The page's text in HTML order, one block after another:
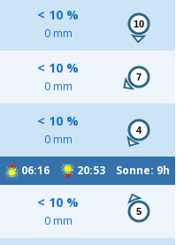
< 10 %
0 mm
10
< 10 %
0 mm
7
< 10 %
0 mm
4
06:16 20:53 Sonne: 9h
< 10 %
0 mm
5